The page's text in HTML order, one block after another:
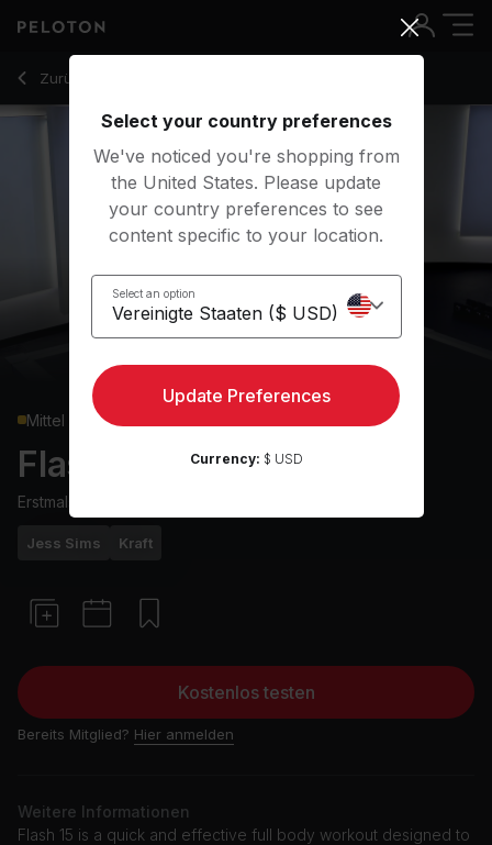
Zurück zu Kraftkurse
Zurück
Mittel
Flash 15
Erstmals ausgestrahlt am
Jess Sims Kraft
Kostenlos testen
Bereits Mitglied? Hier anmelden
Weitere Informationen
Flash 15 is a quick and effective full body workout designed to
Flash 15 Full Body Strength With 12-Minute EMOM - Jess
Select your country preferences
We've noticed you're shopping from
the United States. Please update
your country preferences to see
content specific to your location.
Select an option
Update Preferences
Currency: $ USD